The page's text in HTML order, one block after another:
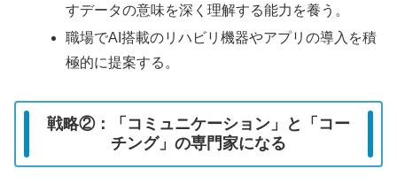
すデータの意味を深く理解する能力を養う。
職場でAI搭載のリハビリ機器やアプリの導入を積
極的に提案する。
戦略②：「コミュニケーション」と「コー
チング」の専門家になる